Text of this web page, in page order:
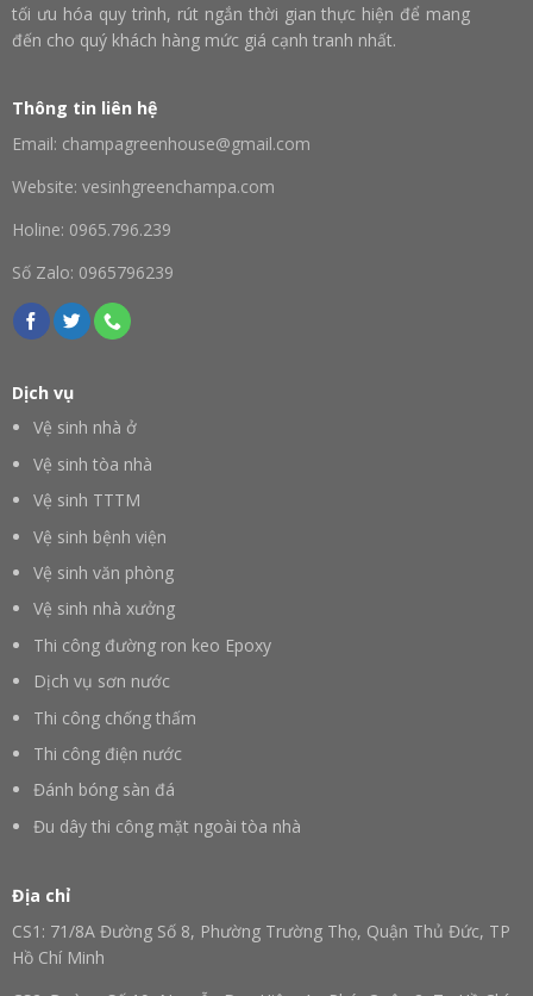
tối ưu hóa quy trình, rút ngắn thời gian thực hiện để mang
đến cho quý khách hàng mức giá cạnh tranh nhất.
Thông tin liên hệ
Email: champagreenhouse@gmail.com
Website: vesinhgreenchampa.com
Holine: 0965.796.239
Số Zalo: 0965796239
Dịch vụ
Vệ sinh nhà ở
Vệ sinh tòa nhà
Vệ sinh TTTM
Vệ sinh bệnh viện
Vệ sinh văn phòng
Vệ sinh nhà xưởng
Thi công đường ron keo Epoxy
Dịch vụ sơn nước
Thi công chống thấm
Thi công điện nước
Đánh bóng sàn đá
Đu dây thi công mặt ngoài tòa nhà
Địa chỉ
CS1: 71/8A Đường Số 8, Phường Trường Thọ, Quận Thủ Đức, TP
Hồ Chí Minh